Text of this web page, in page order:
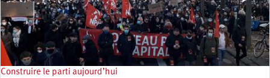
Construire le parti aujourd’hui